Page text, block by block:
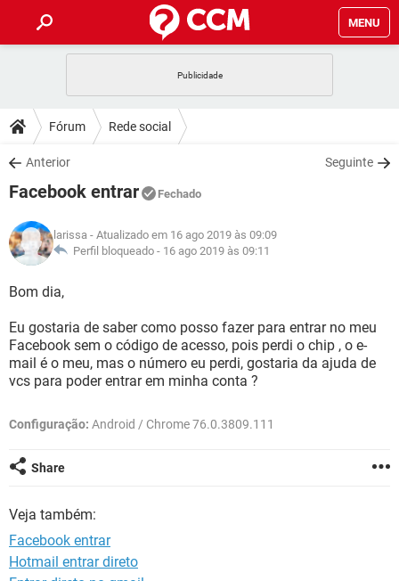
MENU
CELULAR
OUTLOOK
INSTAGRAM
GUIA DE COMPRAS
DICAS
JOGOS
INSTAGRAM GMAIL
GUIA DE COMPRAS
DOWNLOADS
JOGOS
CELULAR
OUTLOOK EXCEL
INSTAGRAM
JOGOS WHATSAPP
CELULAR
OUTLOOK
INSTAGRAM GMAIL
GUIA DE COMPRAS
GLOSSÁRIO
JOGOS
OUTLOOK EXCEL
GMAIL
Fórum Rede social
Anterior Seguinte
Facebook entrar Fechado
larissa - Atualizado em 16 ago 2019 às 09:09
Perfil bloqueado - 16 ago 2019 às 09:11
Bom dia,
Eu gostaria de saber como posso fazer para entrar no meu
Facebook sem o código de acesso, pois perdi o chip , o e-
mail é o meu, mas o número eu perdi, gostaria da ajuda de
vcs para poder entrar em minha conta ?
Configuração: Android / Chrome 76.0.3809.111
Share
Veja também:
Facebook entrar
Hotmail entrar direto